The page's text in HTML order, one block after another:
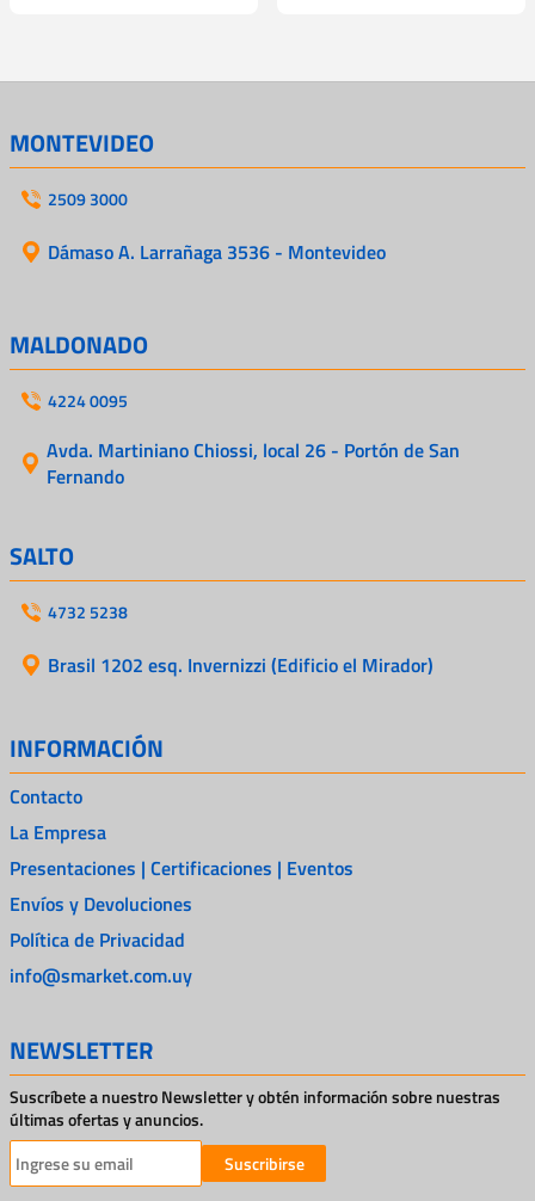
MONTEVIDEO
2509 3000
Dámaso A. Larrañaga 3536 - Montevideo
MALDONADO
4224 0095
Avda. Martiniano Chiossi, local 26 - Portón de San
Fernando
SALTO
4732 5238
Brasil 1202 esq. Invernizzi (Edificio el Mirador)
INFORMACIÓN
Contacto
La Empresa
Presentaciones | Certificaciones | Eventos
Envíos y Devoluciones
Política de Privacidad
info@smarket.com.uy
NEWSLETTER
Suscríbete a nuestro Newsletter y obtén información sobre nuestras
últimas ofertas y anuncios.
Suscribirse